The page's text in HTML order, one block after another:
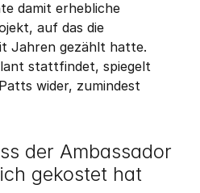
damit erhebliche
auf das die
Jahren gezählt hatte.
stattfindet, spiegelt
wider, zumindest
der Ambassador
gekostet hat